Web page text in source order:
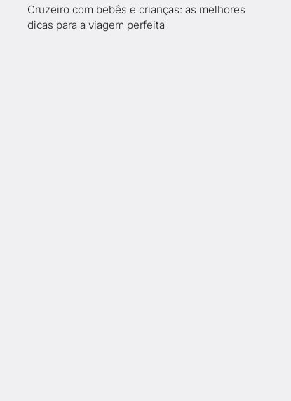
Cruzeiro com bebês e crianças: as melhores
dicas para a viagem perfeita